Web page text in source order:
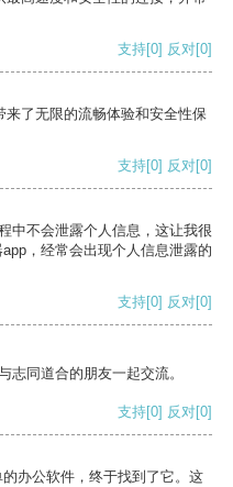
支持[0] 反对[0]
了无限的流畅体验和安全性保
支持[0] 反对[0]
中不会泄露个人信息，这让我很
，经常会出现个人信息泄露的
支持[0] 反对[0]
志同道合的朋友一起交流。
支持[0] 反对[0]
办公软件，终于找到了它。这